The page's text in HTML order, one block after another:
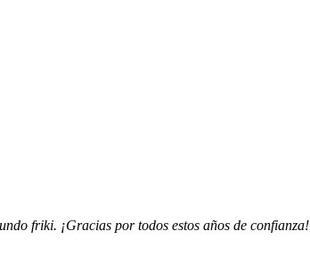
friki. ¡Gracias por todos estos años de confianza!